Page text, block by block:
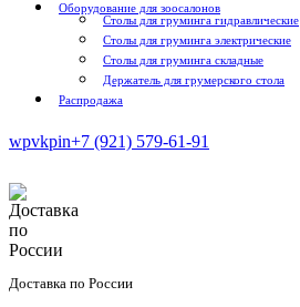
Оборудование для зоосалонов
Столы для груминга гидравлические
Столы для груминга электрические
Столы для груминга складные
Держатель для грумерского стола
Распродажа
wpvkpin+7 (921) 579-61-91
Доставка по России